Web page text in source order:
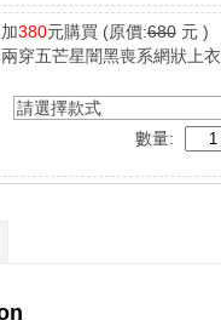
加380元購買 (原價:680元 )
兩穿五芒星闇黑喪系網狀上衣
請選擇款式
數量: